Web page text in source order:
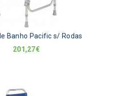
Banho Pacific s/ Rodas
201,27€